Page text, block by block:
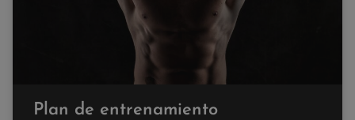
Plan de entrenamiento